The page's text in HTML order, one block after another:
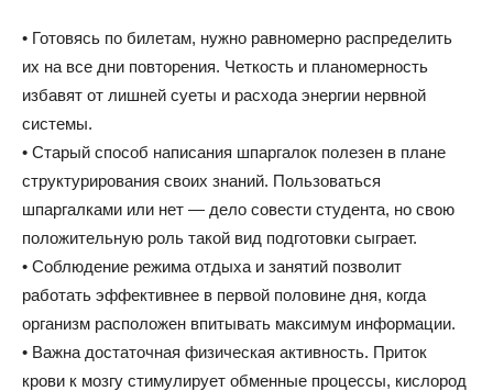
• Готовясь по билетам, нужно равномерно распределить
их на все дни повторения. Четкость и планомерность
избавят от лишней суеты и расхода энергии нервной
системы.
• Старый способ написания шпаргалок полезен в плане
структурирования своих знаний. Пользоваться
шпаргалками или нет — дело совести студента, но свою
положительную роль такой вид подготовки сыграет.
• Соблюдение режима отдыха и занятий позволит
работать эффективнее в первой половине дня, когда
организм расположен впитывать максимум информации.
• Важна достаточная физическая активность. Приток
крови к мозгу стимулирует обменные процессы, кислород